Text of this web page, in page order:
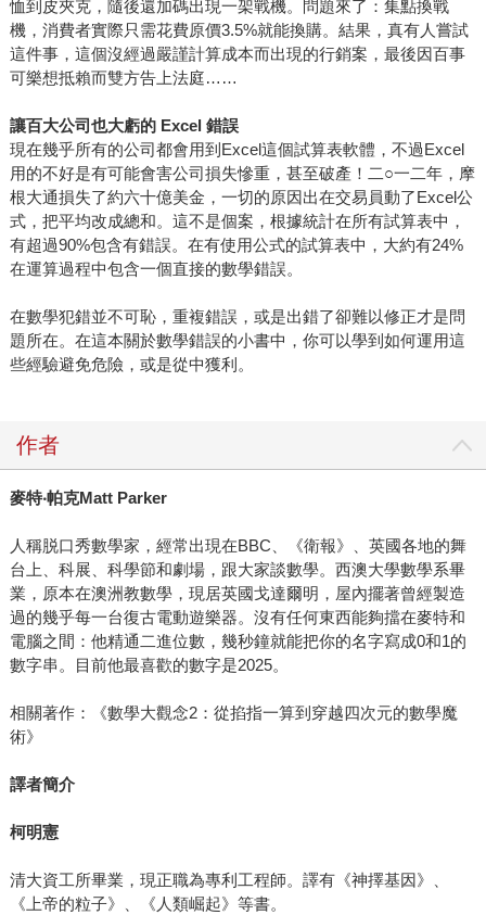
恤到皮夾克，隨後還加碼出現一架戰機。問題來了：集點換戰
機，消費者實際只需花費原價3.5%就能換購。結果，真有人嘗試
這件事，這個沒經過嚴謹計算成本而出現的行銷案，最後因百事
可樂想抵賴而雙方告上法庭……
讓百大公司也大虧的 Excel 錯誤
現在幾乎所有的公司都會用到Excel這個試算表軟體，不過Excel
用的不好是有可能會害公司損失慘重，甚至破產！二○一二年，摩
根大通損失了約六十億美金，一切的原因出在交易員動了Excel公
式，把平均改成總和。這不是個案，根據統計在所有試算表中，
有超過90%包含有錯誤。在有使用公式的試算表中，大約有24%
在運算過程中包含一個直接的數學錯誤。
在數學犯錯並不可恥，重複錯誤，或是出錯了卻難以修正才是問
題所在。在這本關於數學錯誤的小書中，你可以學到如何運用這
些經驗避免危險，或是從中獲利。
作者
麥特‧帕克Matt Parker
人稱脱口秀數學家，經常出現在BBC、《衛報》、英國各地的舞
台上、科展、科學節和劇場，跟大家談數學。西澳大學數學系畢
業，原本在澳洲教數學，現居英國戈達爾明，屋內擺著曾經製造
過的幾乎每一台復古電動遊樂器。沒有任何東西能夠擋在麥特和
電腦之間：他精通二進位數，幾秒鐘就能把你的名字寫成0和1的
數字串。目前他最喜歡的數字是2025。
相關著作：《數學大觀念2：從掐指一算到穿越四次元的數學魔
術》
譯者簡介
柯明憲
清大資工所畢業，現正職為專利工程師。譯有《神擇基因》、
《上帝的粒子》、《人類崛起》等書。